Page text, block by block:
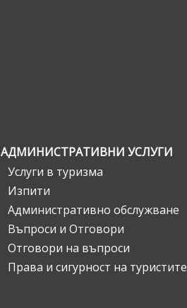
АДМИНИСТРАТИВНИ УСЛУГИ
Услуги в туризма
Изпити
Административно обслужване
Въпроси и Отговори
Отговори на въпроси
Права и сигурност на туристите